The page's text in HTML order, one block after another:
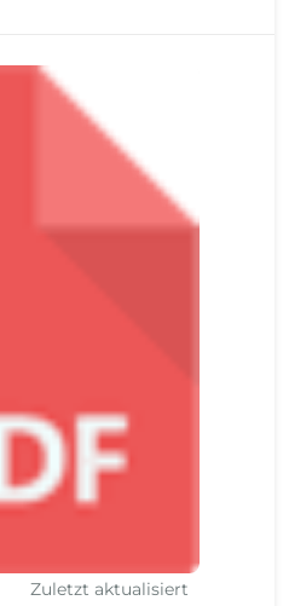
Zuletzt aktualisiert